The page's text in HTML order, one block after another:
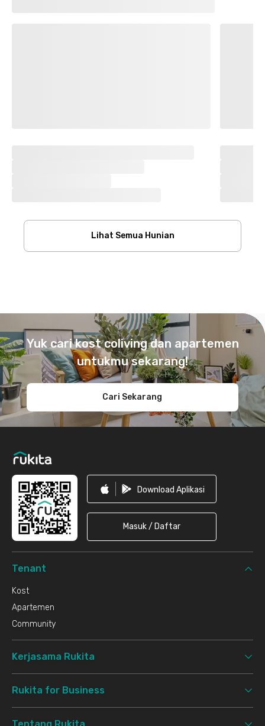
Lihat Semua Hunian
Yuk cari kost coliving dan apartemen
untukmu sekarang!
Cari Sekarang
Download Aplikasi
Masuk / Daftar
Tenant
Kost
Apartemen
Community
Kerjasama Rukita
Rukita for Business
Tentang Rukita